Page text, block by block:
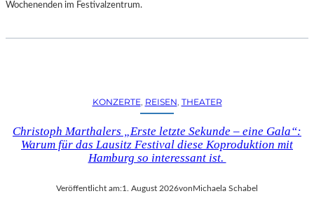
W
S
C
H
N
Wochenenden im Festivalzentrum.
KONZERTE, REISEN THEATER
Christoph Marthalers „Erste letzte Sekunde – eine Gala“:
Warum für das Lausitz Festival diese Koproduktion mit
Hamburg so interessant ist.
Veröffentlicht am:1. August 2026vonMichaela Schabel